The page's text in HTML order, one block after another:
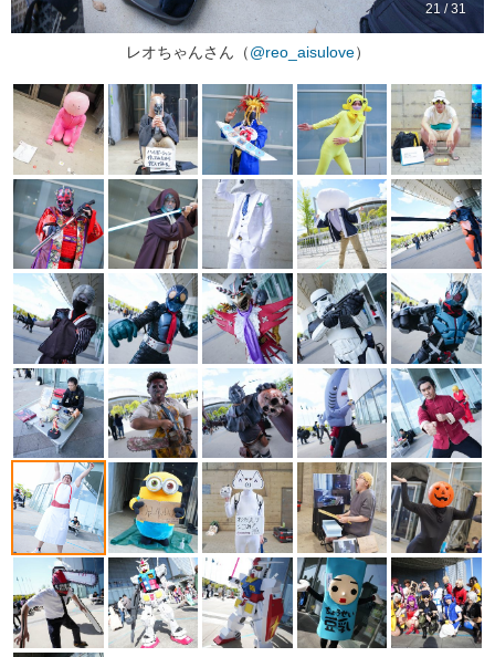
21 / 31
レオちゃんさん（@reo_aisulove）